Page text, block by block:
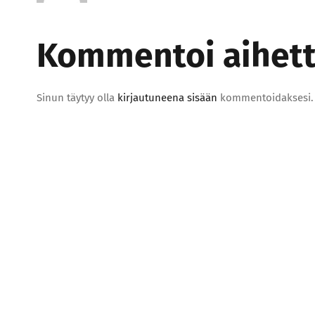
Kommentoi
Sinun täytyy olla kirjautuneena sisään kommentoidaksesi.